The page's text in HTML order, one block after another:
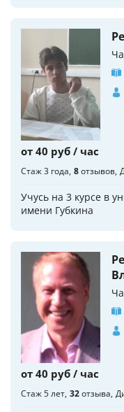
от 40 руб / час
Стаж 3 года 8отзывов
Учусь на 3 курсе в
имени Губкина
от 40 руб / час
Стаж 5 лет 32отзыва